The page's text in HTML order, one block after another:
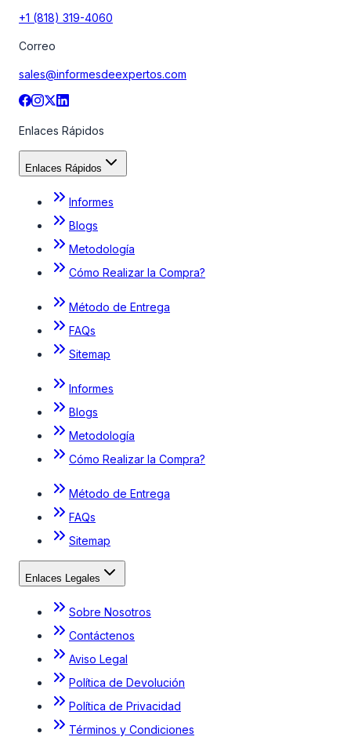
+1 (818) 319-4060
Correo
sales@informesdeexpertos.com
Enlaces Rápidos
Enlaces Rápidos
Informes
Blogs
Metodología
Cómo Realizar la Compra?
Método de Entrega
FAQs
Sitemap
Informes
Blogs
Metodología
Cómo Realizar la Compra?
Método de Entrega
FAQs
Sitemap
Enlaces Legales
Sobre Nosotros
Contáctenos
Aviso Legal
Política de Devolución
Política de Privacidad
Términos y Condiciones